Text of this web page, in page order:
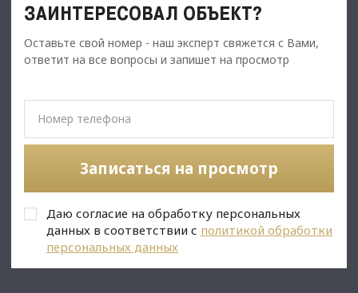
✅Описание:
пересечении ул. Большая Зеленина, Левашовского
проспекта, Песочной набережной в г. Санкт-Петербург;
согласования шлагбаум;
• Имеет прекрасные видовые характеристики и окружение
туризма и т. д. );
• Безопасность: Круглосуточный доступ, Контроль
доступа, Система пожаротушений, Видеонаблюдение.
• Юр. статус: собственность.
ЗАИНТЕРЕСОВАЛ ОБЪЕКТ?
Оставьте свой номер - наш эксперт свяжется с Вами,
ответит на все вопросы и запишет на просмотр
Записаться на просмотр
Даю согласие на обработку персональных
данных в соответствии с политикой обработки
персональных данных